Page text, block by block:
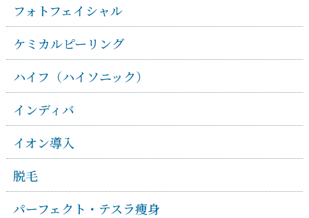
フォトフェイシャル
ケミカルピーリング
ハイフ（ハイソニック）
インディバ
イオン導入
脱毛
パーフェクト・テスラ痩身